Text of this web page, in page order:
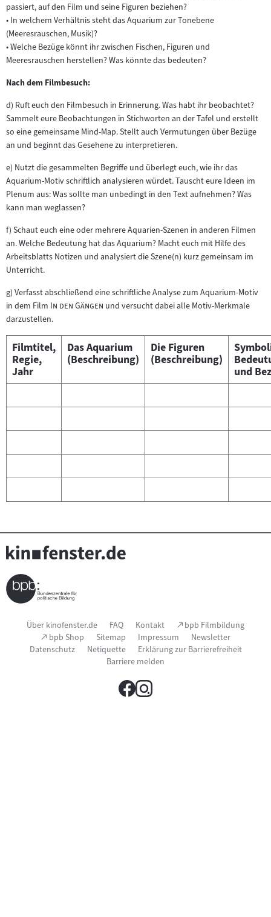
passiert, auf den Film und seine Figuren beziehen?
• In welchem Verhältnis steht das Aquarium zur Tonebene
(Meeresrauschen, Musik)?
• Welche Bezüge könnt ihr zwischen Fischen, Figuren und
Meeresrauschen herstellen? Was könnte das bedeuten?
Nach dem Filmbesuch:
d) Ruft euch den Filmbesuch in Erinnerung. Was habt ihr beobachtet?
Sammelt eure Beobachtungen in Stichworten an der Tafel und erstellt
so eine gemeinsame Mind-Map. Stellt auch Vermutungen über Bezüge
an und beginnt das Gesehene zu interpretieren.
e) Nutzt die gesammelten Begriffe und überlegt euch, wie ihr das
Aquarium-Motiv schriftlich analysieren würdet. Tauscht eure Ideen im
Plenum aus: Was sollte man unbedingt in den Text aufnehmen? Was
kann man weglassen?
f) Schaut euch eine oder mehrere Aquarien-Szenen in anderen Filmen
an. Welche Bedeutung hat das Aquarium? Macht euch mit Hilfe des
Arbeitsblatts Notizen und analysiert die Szene(n) kurz gemeinsam im
Unterricht.
g) Verfasst abschließend eine schriftliche Analyse zum Aquarium-Motiv
in dem Film "In den Gängen "und versucht dabei alle Motiv-Merkmale
darzustellen.
Filmtitel,
Regie,
Jahr
Das Aquarium
(Beschreibung)
Die Figuren
(Beschreibung)
und
Seitenfußnavigation
Über kinofenster.de FAQ Kontakt (Link
öffnet
im
neuen
bpb Filmbildung
(Link
öffnet
im
bpb Shop Sitemap Impressum
Newsletter
Datenschutz
Netiquette
Erklärung zur Barrierefreiheit
Barriere melden